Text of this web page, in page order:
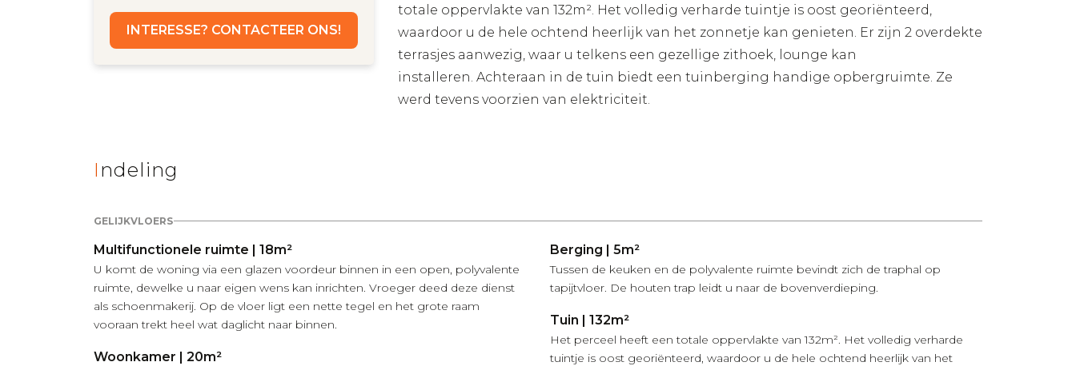
INTERESSE? CONTACTEER ONS!
totale oppervlakte van 132m². Het volledig verharde tuintje is oost georiënteerd,
waardoor u de hele ochtend heerlijk van het zonnetje kan genieten. Er zijn 2 overdekte
terrasjes aanwezig, waar u telkens een gezellige zithoek, lounge kan
installeren. Achteraan in de tuin biedt een tuinberging handige opbergruimte. Ze
werd tevens voorzien van elektriciteit.
Indeling
GELIJKVLOERS
Multifunctionele ruimte | 18m²
U komt de woning via een glazen voordeur binnen in een open, polyvalente
ruimte, dewelke u naar eigen wens kan inrichten. Vroeger deed deze dienst
als schoenmakerij. Op de vloer ligt een nette tegel en het grote raam
vooraan trekt heel wat daglicht naar binnen.
Woonkamer | 20m²
Berging | 5m²
Tussen de keuken en de polyvalente ruimte bevindt zich de traphal op
tapijtvloer. De houten trap leidt u naar de bovenverdieping.
Tuin | 132m²
Het perceel heeft een totale oppervlakte van 132m². Het volledig verharde
tuintje is oost georiënteerd, waardoor u de hele ochtend heerlijk van het